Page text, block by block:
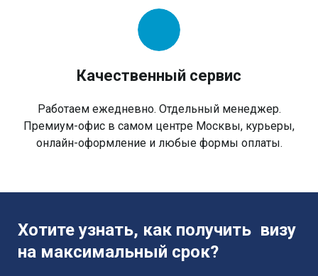
Качественный сервис
Работаем ежедневно. Отдельный менеджер.
Премиум-офис в самом центре Москвы, курьеры,
онлайн-оформление и любые формы оплаты.
Хотите узнать, как получить визу
на максимальный срок?